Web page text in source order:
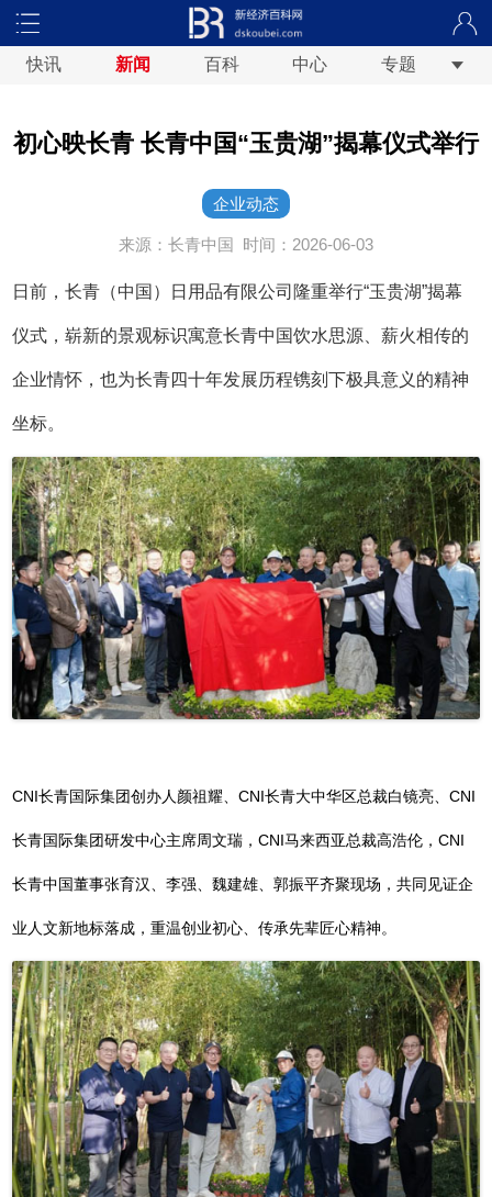
快讯 新闻 百科 中心 专题
初心映长青 长青中国“玉贵湖”揭幕仪式举行
企业动态
来源：长青中国 时间：2026-06-03
日前，长青（中国）日用品有限公司隆重举行“玉贵湖”揭幕
仪式，崭新的景观标识寓意长青中国饮水思源、薪火相传的
企业情怀，也为长青四十年发展历程镌刻下极具意义的精神
坐标。
CNI长青国际集团创办人颜祖耀、CNI长青大中华区总裁白镜亮、CNI
长青国际集团研发中心主席周文瑞，CNI马来西亚总裁高浩伦，CNI
长青中国董事张育汉、李强、魏建雄、郭振平齐聚现场，共同见证企
业人文新地标落成，重温创业初心、传承先辈匠心精神。